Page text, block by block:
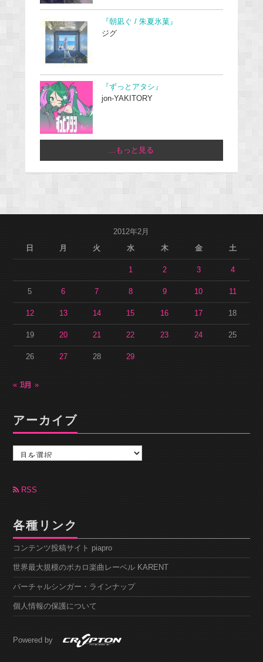
『朝凪ぐ / 朱夏氷菓』
ジグ
『ずっとアタシ』
jon-YAKITORY
...もっと見る
2012年2月
日
月 火 水 木 金 土
1 2 3 4
5 6 7 8 9 10 11
12 13 14 15 16 17 18
19 20 21 22 23 24 25
26 27 28 29
« 1月3月 »
アーカイブ
カ
ブ RSS
各種リンク
コンテンツ投稿サイト piapro
世界最大規模のボカロ楽曲レーベル KARENT
バーチャルシンガー・ラインナップ
個人情報の保護について
Powered by